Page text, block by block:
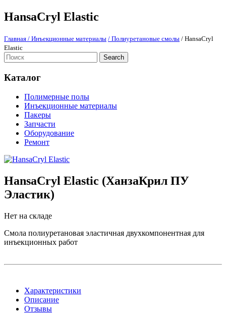
HansaCryl Elastic
Главная / Инъекционные материалы / Полиуретановые смолы / HansaCryl
Elastic
Каталог
Полимерные полы
Инъекционные материалы
Пакеры
Запчасти
Оборудование
Ремонт
HansaCryl Elastic (ХанзаКрил ПУ
Эластик)
Нет на складе
Смола полиуретановая эластичная двухкомпонентная для
инъекционных работ
Характеристики
Описание
Отзывы